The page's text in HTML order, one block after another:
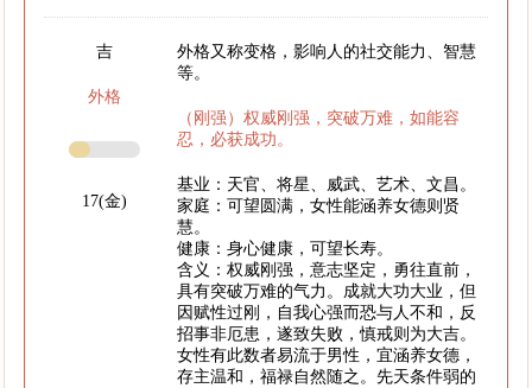
吉
外格
17(金)
外格又称变格，影响人的社交能力、智慧
等。
（刚强）权威刚强，突破万难，如能容
忍，必获成功。
基业：天官、将星、威武、艺术、文昌。
家庭：可望圆满，女性能涵养女德则贤
慧。
健康：身心健康，可望长寿。
含义：权威刚强，意志坚定，勇往直前，
具有突破万难的气力。成就大功大业，但
因赋性过刚，自我心强而恐与人不和，反
招事非厄患，遂致失败，慎戒则为大吉。
女性有此数者易流于男性，宜涵养女德，
存主温和，福禄自然随之。先天条件弱的